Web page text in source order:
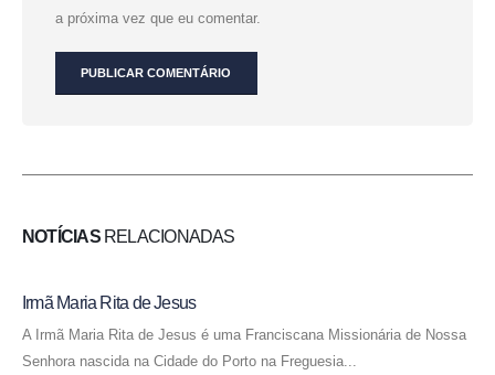
a próxima vez que eu comentar.
NOTÍCIASRELACIONADAS
Irmã Maria Rita de Jesus
A Irmã Maria Rita de Jesus é uma Franciscana Missionária de Nossa
Senhora nascida na Cidade do Porto na Freguesia...